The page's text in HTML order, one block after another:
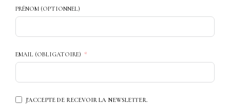
PRÉNOM (OPTIONNEL)
EMAIL (OBLIGATOIRE)
J'ACCEPTE DE RECEVOIR LA NEWSLETTER.